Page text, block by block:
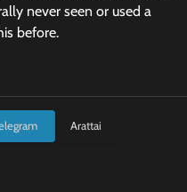
never seen or used a
before.
Arattai